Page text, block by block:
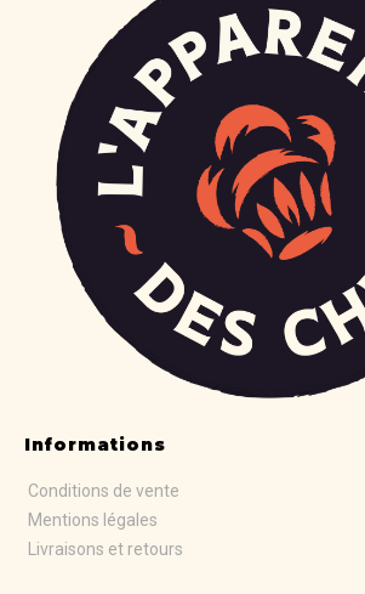
Informations
Conditions de vente
Mentions légales
Livraisons et retours